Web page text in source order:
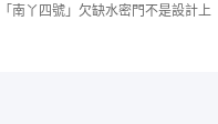
南丫四號」欠缺水密門不是設計上